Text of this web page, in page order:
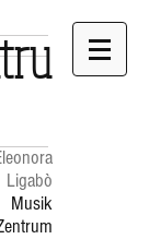
Ligabò
Musik